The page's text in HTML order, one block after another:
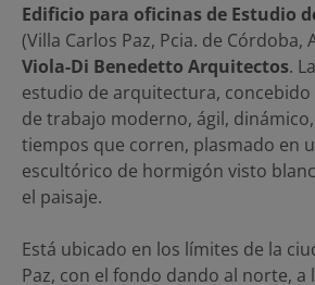
Edificio para oficinas de Estudio
(Villa Carlos Paz, Pcia. de Córdoba,
Viola-Di Benedetto Arquitectos.
estudio de arquitectura,
de trabajo moderno, ágil,
tiempos que corren, plasmado en
escultórico de hormigón visto
el paisaje.
Está ubicado en los límites de la
Paz, con el fondo dando al norte, a